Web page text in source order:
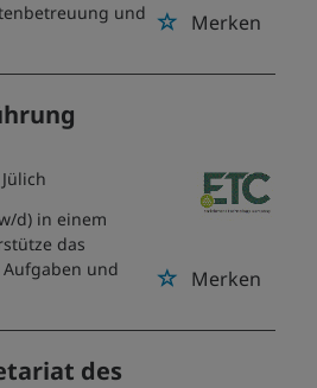
Merken
und
Merken
d) in einem
das
und
des